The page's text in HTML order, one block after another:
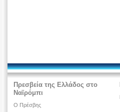
Πρεσβεία της Ελλάδος στο
Ναϊρόμπι
Ο Πρέσβης